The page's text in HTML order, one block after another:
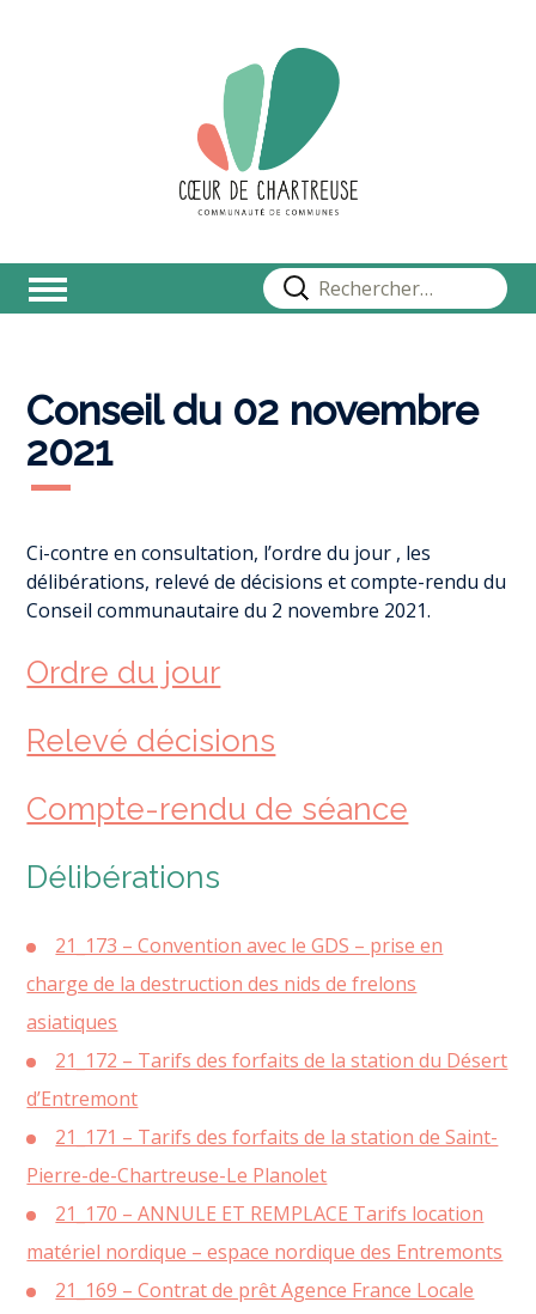
Rechercher :
Conseil du 02 novembre
2021
Ci-contre en consultation, l’ordre du jour , les
délibérations, relevé de décisions et compte-rendu du
Conseil communautaire du 2 novembre 2021.
Ordre du jour
Relevé décisions
Compte-rendu de séance
Délibérations
21_173 – Convention avec le GDS – prise en
charge de la destruction des nids de frelons
asiatiques
21_172 – Tarifs des forfaits de la station du Désert
d’Entremont
21_171 – Tarifs des forfaits de la station de Saint-
Pierre-de-Chartreuse-Le Planolet
21_170 – ANNULE ET REMPLACE Tarifs location
matériel nordique – espace nordique des Entremonts
21_169 – Contrat de prêt Agence France Locale